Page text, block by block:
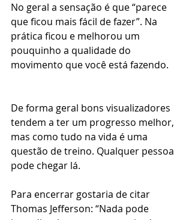
No geral a sensação é que “parece
que ficou mais fácil de fazer”. Na
prática ficou e melhorou um
pouquinho a qualidade do
movimento que você está fazendo.
De forma geral bons visualizadores
tendem a ter um progresso melhor,
mas como tudo na vida é uma
questão de treino. Qualquer pessoa
pode chegar lá.
Para encerrar gostaria de citar
Thomas Jefferson: “Nada pode